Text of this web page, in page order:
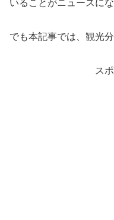
いることがニュースに
でも本記事では、観光
ス